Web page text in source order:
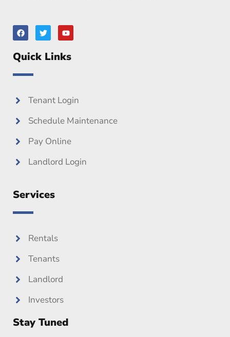
F
a
c
e
b
o
T
w
i
Y
o
u
u
Quick Links
Tenant Login
Schedule Maintenance
Pay Online
Landlord Login
Services
Rentals
Tenants
Landlord
Investors
Stay Tuned